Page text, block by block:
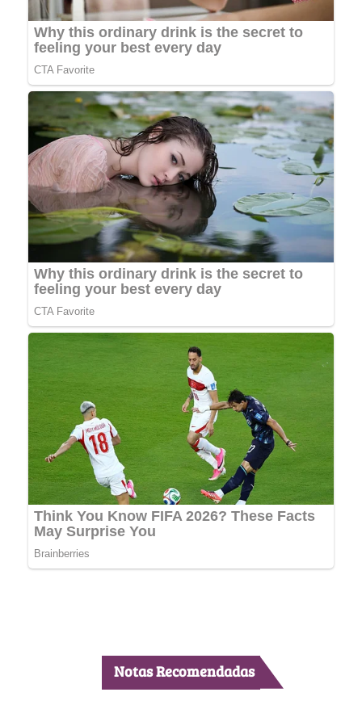
Notas Recomendadas